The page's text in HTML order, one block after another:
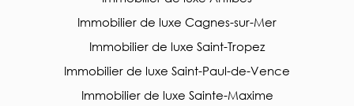
Immobilier de luxe Cagnes-sur-Mer
Immobilier de luxe Saint-Tropez
Immobilier de luxe Saint-Paul-de-Vence
Immobilier de luxe Sainte-Maxime